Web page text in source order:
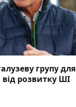
групу для
розвитку ШІ